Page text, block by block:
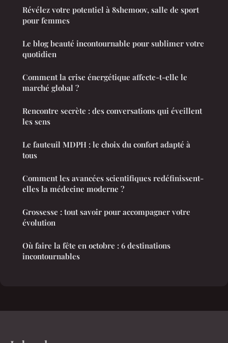
Révélez votre potentiel à 8shemoov, salle de sport
pour femmes
Le blog beauté incontournable pour sublimer votre
quotidien
Comment la crise énergétique affecte-t-elle le
marché global ?
Rencontre secrète : des conversations qui éveillent
les sens
Le fauteuil MDPH : le choix du confort adapté à
tous
Comment les avancées scientifiques redéfinissent-
elles la médecine moderne ?
Grossesse : tout savoir pour accompagner votre
évolution
Où faire la fête en octobre : 6 destinations
incontournables